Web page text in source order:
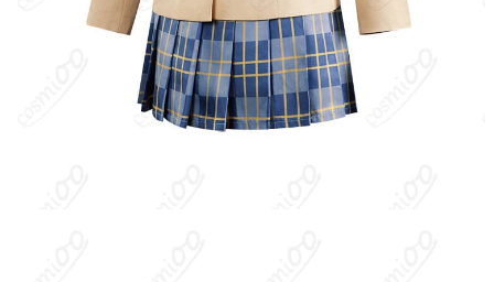
放っておけない性格。学園都市レベル5の第3位で、常盤台中学の